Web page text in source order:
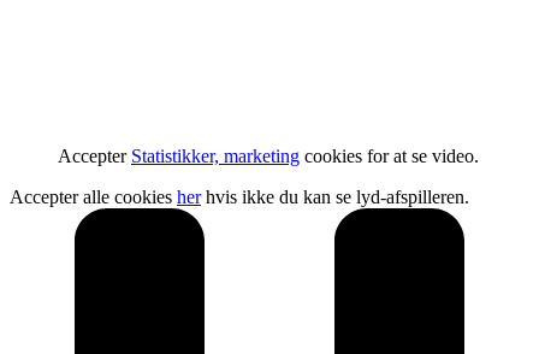
Accepter Statistikker, marketing cookies for at se video.
Accepter alle cookies herhvis ikke du kan se lyd-afspilleren.